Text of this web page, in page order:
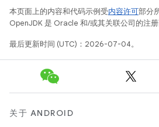
本页面上的内容和代码示例受内容许可部分
OpenJDK 是 Oracle 和/或其关联公司的注册
最后更新时间 (UTC)：2026-07-04。
关于 ANDROID